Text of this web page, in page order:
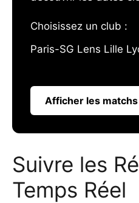
Choisissez un club :
Paris-SG Lens Lille
Afficher les matchs
Suivre les
Temps Réel